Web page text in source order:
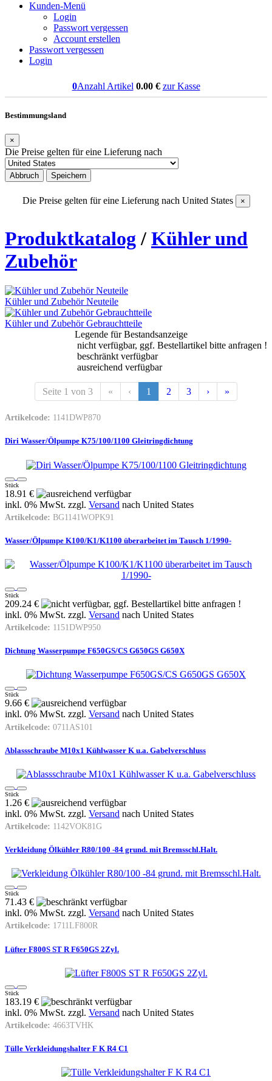
Kunden-Menü
Login
Passwort vergessen
Account erstellen
Passwort vergessen
Login
0Anzahl Artikel 0.00€ zur Kasse
Bestimmungsland
×
Die Preise gelten für eine Lieferung nach
Abbruch Speichern
Die Preise gelten für eine Lieferung nach United States ×
Produktkatalog / Kühler und
Zubehör
Kühler und Zubehör Neuteile
Kühler und Zubehör Gebrauchtteile
Legende für Bestandsanzeige
nicht verfügbar, ggf. Bestellartikel bitte anfragen !
beschränkt verfügbar
ausreichend verfügbar
Seite 1 von 3 « ‹ 1 2 3 › »
Artikelcode: 1141DWP870
Diri Wasser/Ölpumpe K75/100/1100 Gleitringdichtung
Stück
18.91 €
inkl. 0% MwSt. zzgl. Versand nach United States
Artikelcode: BG1141WOPK91
Wasser/Ölpumpe K100/K1/K1100 überarbeitet im Tausch 1/1990-
Stück
209.24 €
inkl. 0% MwSt. zzgl. Versand nach United States
Artikelcode: 1151DWP950
Dichtung Wasserpumpe F650GS/CS G650GS G650X
Stück
9.66 €
inkl. 0% MwSt. zzgl. Versand nach United States
Artikelcode: 0711AS101
Ablassschraube M10x1 Kühlwasser K u.a. Gabelverschluss
Stück
1.26 €
inkl. 0% MwSt. zzgl. Versand nach United States
Artikelcode: 1142VOK81G
Verkleidung Ölkühler R80/100 -84 grund. mit Bremsschl.Halt.
Stück
71.43 €
inkl. 0% MwSt. zzgl. Versand nach United States
Artikelcode: 1711LF800R
Lüfter F800S ST R F650GS 2Zyl.
Stück
183.19 €
inkl. 0% MwSt. zzgl. Versand nach United States
Artikelcode: 4663TVHK
Tülle Verkleidungshalter F K R4 C1